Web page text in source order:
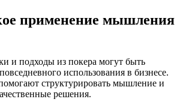
применение мышления
и подходы из покера могут быть
использования в бизнесе.
структурировать мышление и
решения.